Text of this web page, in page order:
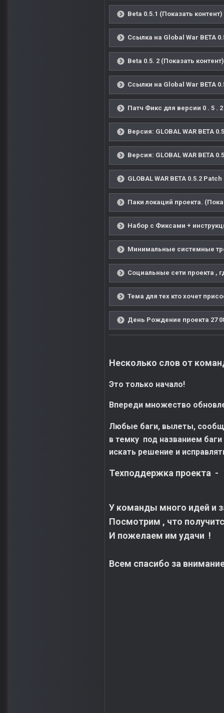
Beta 0.5.1 (Показать контент)
Ссылка на Global War BETA
Beta 0.5. 2 (Показать контент)
Ссылки на Global War BETA
Патч Фикс для версии 0 . 5 .
Версия: GLOBAL WAR BETA
Версия: GLOBAL WAR BETA
GLOBAL WAR BETA 0.5.2
Паки локаций проекта.
Набор с Фиксами +
Минимальные системные
Социальные сети проекта ,
Тема для тех кто хочет
День Рождение проекта 27
Несколько слов от
Это только начало!
Впереди множество
Любые баги, вылеты,
в темку под названием
искать решение и
Техподдержка проекта -
У команды много идей и
Посмотрим , что
И пожелаем им удачи !
Всем спасибо за